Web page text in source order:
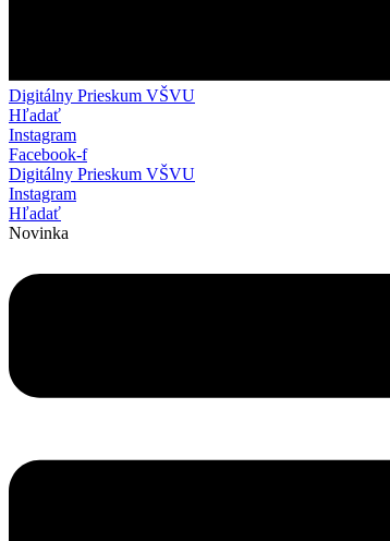
Digitálny Prieskum VŠVU
Hľadať
Instagram
Facebook-f
Digitálny Prieskum VŠVU
Instagram
Hľadať
Novinka